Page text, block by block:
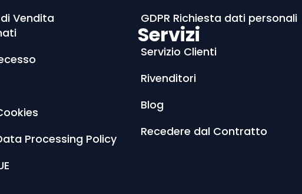
Vendita
Processing Policy
GDPR Richiesta dati personali
Servizi
Servizio Clienti
Rivenditori
Blog
Recedere dal Contratto